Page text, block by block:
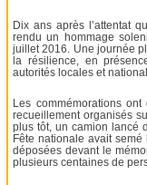
Dix ans après l’attentat
rendu un hommage
juillet 2016. Une journée
la résilience, en
autorités locales et
Les commémorations
recueillement organisés
plus tôt, un camion lancé
Fête nationale avait
déposées devant le
plusieurs centaines de